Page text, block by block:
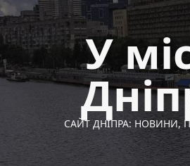
Перейти
до
вмісту
У
САЙТ ДНІПРА: НОВИНИ,